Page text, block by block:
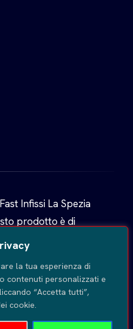
la tua esperienza di
contenuti personalizzati e
“Accetta tutti”,
cookie.
Fast Infissi La Spezia
prodotto è di
Creato da